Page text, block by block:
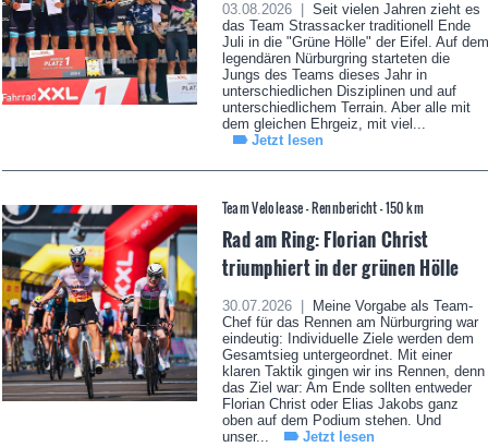
03.08.2026 |
Seit vielen Jahren zieht es
das Team Strassacker traditionell Ende
Juli in die "Grüne Hölle" der Eifel. Auf dem
legendären Nürburgring starteten die
Jungs des Teams dieses Jahr in
unterschiedlichen Disziplinen und auf
unterschiedlichem Terrain. Aber alle mit
dem gleichen Ehrgeiz, mit viel...
Jetzt lesen
Team Velolease - Rennbericht - 150 km
Rad am Ring: Florian Christ
triumphiert in der grünen Hölle
30.07.2026 |
Meine Vorgabe als Team-
Chef für das Rennen am Nürburgring war
eindeutig: Individuelle Ziele werden dem
Gesamtsieg untergeordnet. Mit einer
klaren Taktik gingen wir ins Rennen, denn
das Ziel war: Am Ende sollten entweder
Florian Christ oder Elias Jakobs ganz
oben auf dem Podium stehen. Und
unser...
Jetzt lesen